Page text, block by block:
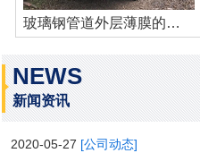
玻璃钢管道外层薄膜的作用
NEWS
新闻资讯
2020-05-27 [公司动态]